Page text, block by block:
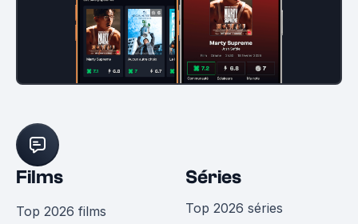
Films
Top 2026 films
Séries
Top 2026 séries